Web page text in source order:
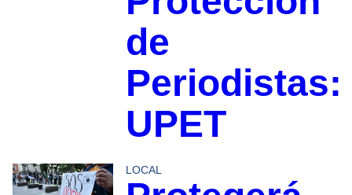
de
Periodistas:
UPET
LOCAL